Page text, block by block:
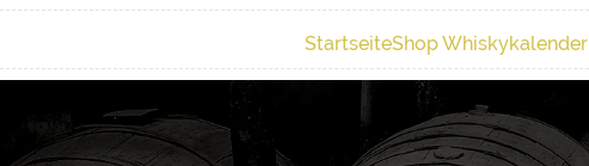
StartseiteShop Whiskykalender